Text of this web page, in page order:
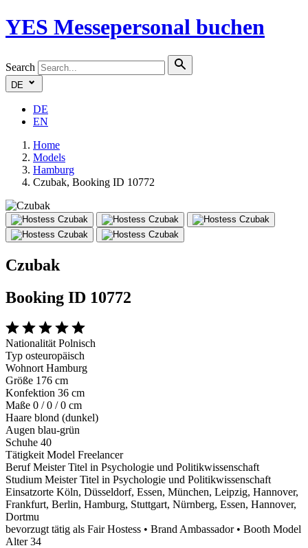
YES Messepersonal buchen
Search
DE
DE
EN
Home
Models
Hamburg
Czubak, Booking ID 10772
Czubak
Booking ID 10772
Nationalität Polnisch
Typ osteuropäisch
Wohnort Hamburg
Größe 176 cm
Konfektion 36 cm
Maße 0 / 0 / 0 cm
Haare blond (dunkel)
Augen blau-grün
Schuhe 40
Tätigkeit Model Freelancer
Beruf Meister Titel in Psychologie und Politikwissenschaft
Studium Meister Titel in Psychologie und Politikwissenschaft
Einsatzorte Köln, Düsseldorf, Essen, München, Leipzig, Hannover,
Frankfurt, Berlin, Hamburg, Stuttgart, Nürnberg, Essen, Hannover,
Dortmu
bevorzugt tätig als Fair Hostess • Brand Ambassador • Booth Model
Alter 34